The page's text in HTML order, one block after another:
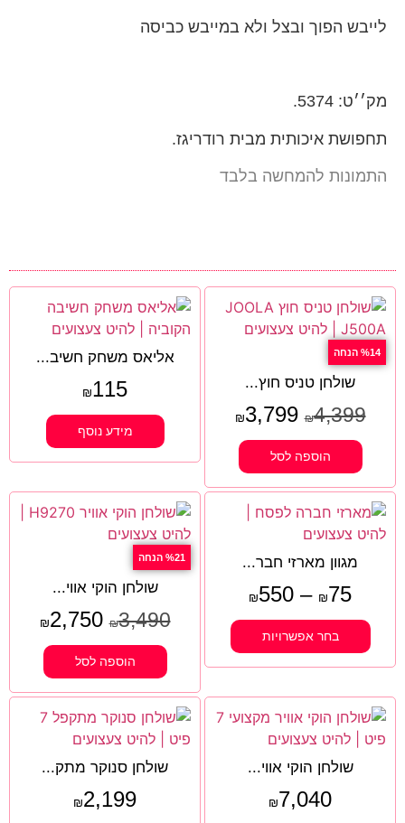
לייבש הפוך ובצל ולא במייבש כביסה
מק׳׳ט: 5374.
תחפושת איכותית מבית רודריגז.
התמונות להמחשה בלבד
%14 הנחה
שולחן טניס חוץ...
₪4,399
₪3,799
הוספה לסל
אליאס משחק חשיב...
₪115
מידע נוסף
מגוון מארזי חבר...
₪75
–
₪550
בחר אפשרויות
%21 הנחה
שולחן הוקי אווי...
₪3,490
₪2,750
הוספה לסל
שולחן הוקי אווי...
₪7,040
שולחן סנוקר מתק...
₪2,199